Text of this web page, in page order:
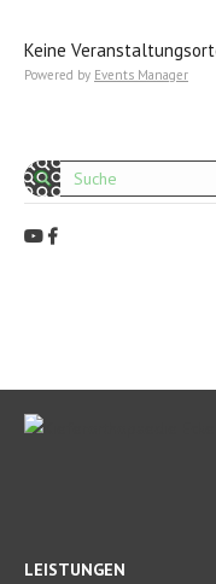
Keine
Powered by Events Manager
Search:
LEISTUNGEN